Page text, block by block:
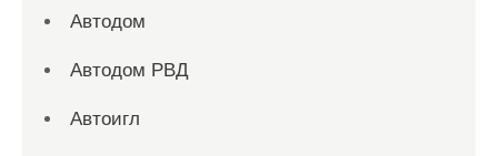
Автодом
Автодом РВД
Автоигл